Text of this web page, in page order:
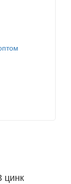
цинк